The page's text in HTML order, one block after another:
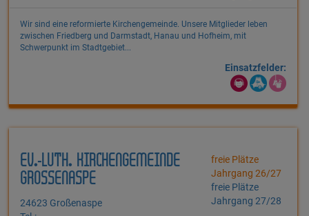
Wir sind eine reformierte Kirchengemeinde. Unsere Mitglieder leben
zwischen Friedberg und Darmstadt, Hanau und Hofheim, mit
Schwerpunkt im Stadtgebiet...
Einsatzfelder:
EV.-LUTH. KIRCHENGEMEINDE
GROSSENASPE
24623 Großenaspe
freie Plätze
Jahrgang 26/27
freie Plätze
Jahrgang 27/28